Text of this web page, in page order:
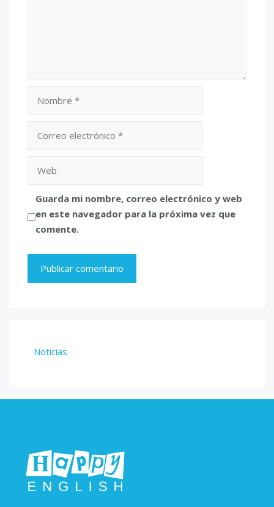
Guarda mi nombre, correo electrónico y web
en este navegador para la próxima vez que
comente.
Noticias